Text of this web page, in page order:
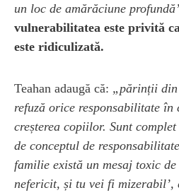
un loc de amărăciune
vulnerabilitatea este privită
este ridiculizată.
Teahan adaugă că: „părinții din
refuză orice responsabilitate în
creșterea copiilor. Sunt
de conceptul de
familie există un mesaj toxic
nefericit, și tu vei fi mizerabil’,